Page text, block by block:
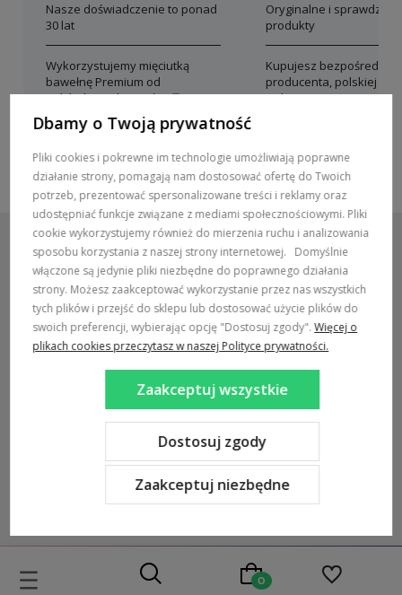
Nasze doświadczenie to ponad
30 lat
Wykorzystujemy mięciutką
bawełnę Premium od
polskich producentów
Oryginalne i sprawdzone
produkty
Kupujesz bezpośrednio
producenta, polskiej
Dolce Sonno
POMOC / ZAMÓWIENIA
MARKI
Szablon Shoper Modern 3.0™
od GrowCommerce
Dbamy o Twoją prywatność
Pliki cookies i pokrewne im technologie umożliwiają poprawne
działanie strony, pomagają nam dostosować ofertę do Twoich
potrzeb, prezentować spersonalizowane treści i reklamy oraz
udostępniać funkcje związane z mediami społecznościowymi. Pliki
cookie wykorzystujemy również do mierzenia ruchu i analizowania
sposobu korzystania z naszej strony internetowej. Domyślnie
włączone są jedynie pliki niezbędne do poprawnego działania
strony. Możesz zaakceptować wykorzystanie przez nas wszystkich
tych plików i przejść do sklepu lub dostosować użycie plików do
swoich preferencji, wybierając opcję "Dostosuj zgody".Więcej o
plikach cookies przeczytasz w naszej Polityce prywatności.
Zaakceptuj niezbędne
Dostosuj zgody
Zaakceptuj wszystkie